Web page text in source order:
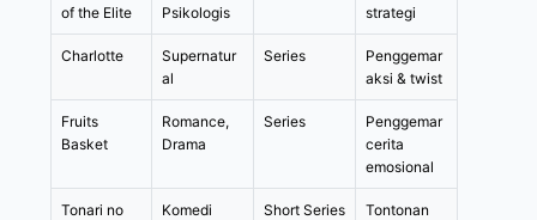
of the Elite
Psikologis
strategi
Charlotte
Supernatur
al
Series
Penggemar
aksi & twist
Fruits
Basket
Romance,
Drama
Series
Penggemar
cerita
emosional
Tonari no
Komedi Short Series
Tontonan